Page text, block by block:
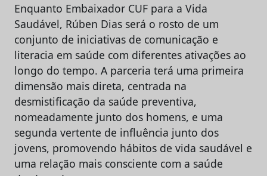
Enquanto Embaixador CUF para a Vida
Saudável, Rúben Dias será o rosto de um
conjunto de iniciativas de comunicação e
literacia em saúde com diferentes ativações ao
longo do tempo. A parceria terá uma primeira
dimensão mais direta, centrada na
desmistificação da saúde preventiva,
nomeadamente junto dos homens, e uma
segunda vertente de influência junto dos
jovens, promovendo hábitos de vida saudável e
uma relação mais consciente com a saúde